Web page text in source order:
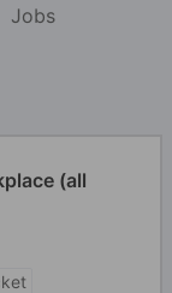
Jobs
(all